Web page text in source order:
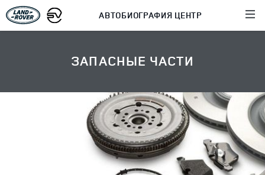
АВТОБИОГРАФИЯ ЦЕНТР
ЗАПАСНЫЕ ЧАСТИ